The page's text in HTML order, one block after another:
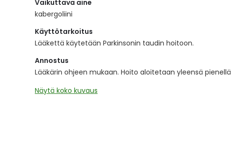
the
images
Vaikuttava aine
kabergoliini
Käyttötarkoitus
Lääkettä käytetään Parkinsonin taudin hoitoon.
Annostus
Lääkärin ohjeen mukaan. Hoito aloitetaan yleensä pienellä
Näytä koko kuvaus